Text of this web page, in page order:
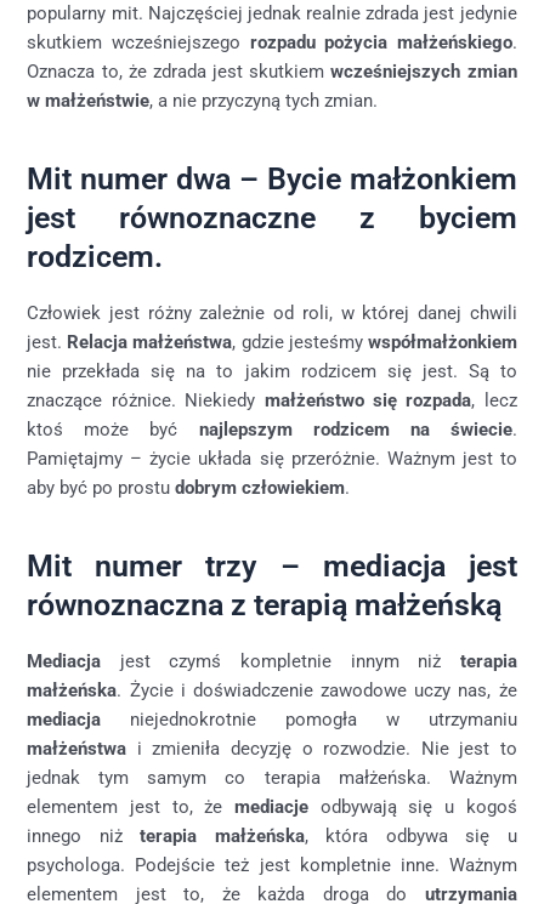
popularny mit. Najczęściej jednak realnie zdrada jest jedynie
skutkiem wcześniejszego rozpadu pożycia małżeńskiego.
Oznacza to, że zdrada jest skutkiemwcześniejszych zmian
w małżeństwie, a nie przyczyną tych zmian.
Mit numer dwa – Bycie małżonkiem
jest równoznaczne z byciem
rodzicem.
Człowiek jest różny zależnie od roli, w której danej chwili
jest. Relacja małżeństwa, gdzie jesteśmy współmałżonkiem
nie przekłada się na to jakim rodzicem się jest. Są to
znaczące różnice. Niekiedy małżeństwo się rozpada, lecz
ktoś może być najlepszym rodzicem na świecie.
Pamiętajmy – życie układa się przeróżnie. Ważnym jest to
aby być po prostu dobrym człowiekiem.
Mit numer trzy – mediacja jest
równoznaczna z terapią małżeńską
Mediacja jest czymś kompletnie innym niż terapia
małżeńska. Życie i doświadczenie zawodowe uczy nas, że
mediacja niejednokrotnie pomogła w utrzymaniu
małżeństwa i zmieniła decyzję o rozwodzie. Nie jest to
jednak tym samym co terapia małżeńska. Ważnym
elementem jest to, że mediacje odbywają się u kogoś
innego niżterapia małżeńska, która odbywa się u
psychologa. Podejście też jest kompletnie inne. Ważnym
elementem jest to, że każda droga do utrzymania